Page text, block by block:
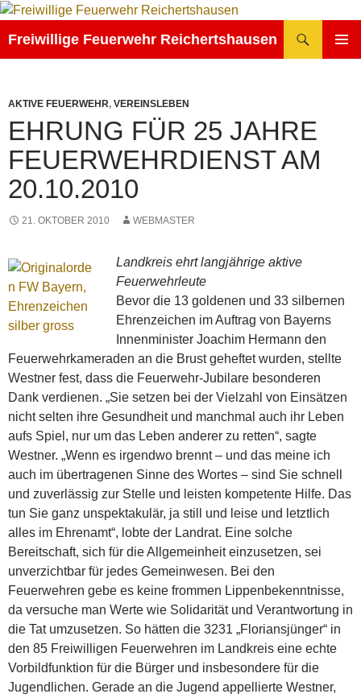
Zum
springen
Freiwillige Feuerwehr Reichertshausen
AKTIVE FEUERWEHR, VEREINSLEBEN
EHRUNG FÜR 25 JAHRE
FEUERWEHRDIENST AM
20.10.2010
21. OKTOBER 2010 WEBMASTER
Landkreis ehrt langjährige aktive
Feuerwehrleute
Bevor die 13 goldenen und 33 silbernen
Ehrenzeichen im Auftrag von Bayerns
Innenminister Joachim Hermann den
Feuerwehrkameraden an die Brust geheftet wurden, stellte
Westner fest, dass die Feuerwehr-Jubilare besonderen
Dank verdienen. „Sie setzen bei der Vielzahl von Einsätzen
nicht selten ihre Gesundheit und manchmal auch ihr Leben
aufs Spiel, nur um das Leben anderer zu retten“, sagte
Westner. „Wenn es irgendwo brennt – und das meine ich
auch im übertragenen Sinne des Wortes – sind Sie schnell
und zuverlässig zur Stelle und leisten kompetente Hilfe. Das
tun Sie ganz unspektakulär, ja still und leise und letztlich
alles im Ehrenamt“, lobte der Landrat. Eine solche
Bereitschaft, sich für die Allgemeinheit einzusetzen, sei
unverzichtbar für jedes Gemeinwesen. Bei den
Feuerwehren gebe es keine frommen Lippenbekenntnisse,
da versuche man Werte wie Solidarität und Verantwortung in
die Tat umzusetzen. So hätten die 3231 „Floriansjünger“ in
den 85 Freiwilligen Feuerwehren im Landkreis eine echte
Vorbildfunktion für die Bürger und insbesondere für die
Jugendlichen. Gerade an die Jugend appellierte Westner,